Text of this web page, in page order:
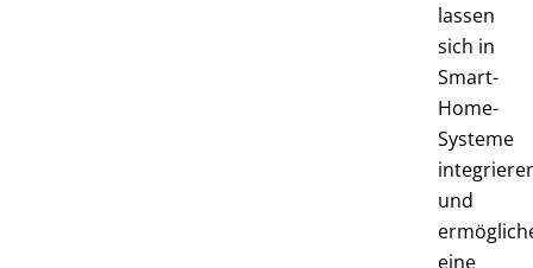
lassen
sich in
Smart-
Home-
Systeme
und
eine